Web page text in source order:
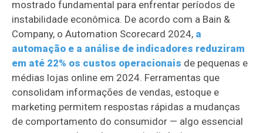
mostrado fundamental para enfrentar períodos de
instabilidade econômica. De acordo com a Bain &
Company, o Automation Scorecard 2024, a
automação e a análise de indicadores reduziram
em até 22% os custos operacionais de pequenas e
médias lojas online em 2024. Ferramentas que
consolidam informações de vendas, estoque e
marketing permitem respostas rápidas a mudanças
de comportamento do consumidor — algo essencial